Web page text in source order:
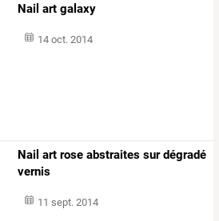
Nail art galaxy
14 oct. 2014
Nail art rose abstraites sur dégradé
vernis
11 sept. 2014